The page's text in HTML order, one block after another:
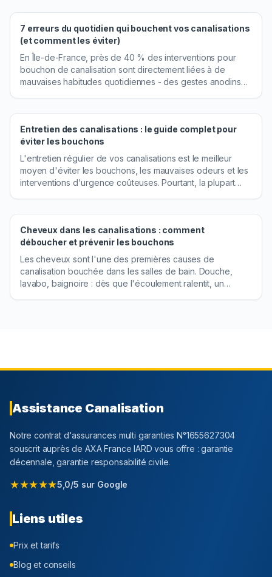
7 erreurs du quotidien qui bouchent vos canalisations
(et comment les éviter)
En Île-de-France, près de 40 % des interventions pour
bouchon de canalisation sont directement liées à de
mauvaises habitudes quotidiennes - des gestes anodins
dévastateur à chaque utilisation. Cet article passe en revue
les 7 erreurs les plus fréquentes, explique précisément
pourquoi elles bouchent vos canalisations, et vous donne
la solution alternative à adopter immédiatement.
Entretien des canalisations : le guide complet pour
éviter les bouchons
L'entretien régulier de vos canalisations est le meilleur
moyen d'éviter les bouchons, les mauvaises odeurs et les
interventions d'urgence coûteuses. Pourtant, la plupart
Cheveux dans les canalisations : comment
déboucher et prévenir les bouchons
Les cheveux sont l'une des premières causes de
canalisation bouchée dans les salles de bain. Douche,
lavabo, baignoire : dès que l'écoulement ralentit, un
Assistance Canalisation
Notre contrat d'assurances multi garanties N°1655627304
souscrit auprès de AXA France IARD vous offre : garantie
décennale, garantie responsabilité civile.
★★★★★5,0/5 sur Google
Liens utiles
Prix et tarifs
Blog et conseils